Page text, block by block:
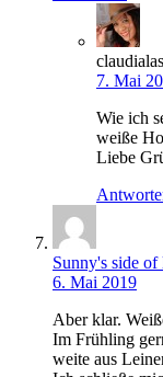
7. Mai
Wie ich
weiße
Liebe
Sunny's side of
6. Mai 2019
Aber klar.
Im Frühling
weite aus